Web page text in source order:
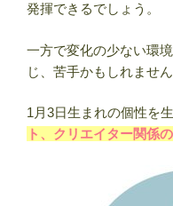
発揮できるでしょう。
一方で変化の少ない環
じ、苦手かもしれません
1月3日生まれの個性を
ト、クリエイター関係